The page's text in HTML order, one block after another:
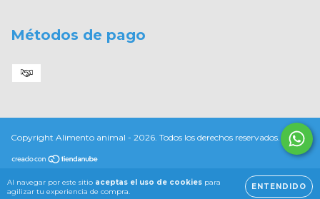
Al navegar por este sitio aceptas el uso de cookies para
agilizar tu experiencia de compra.
ENTENDIDO
Métodos de pago
Copyright Alimento animal - 2026. Todos los derechos reservados.